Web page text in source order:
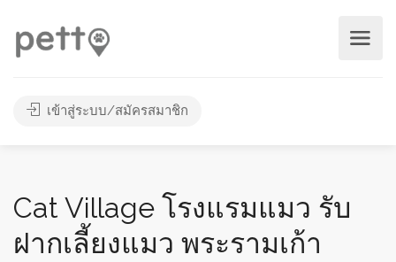
เข้าสู่ระบบ/สมัครสมาชิก
Cat Village โรงแรมแมว รับ
ฝากเลี้ยงแมว พระรามเก้า